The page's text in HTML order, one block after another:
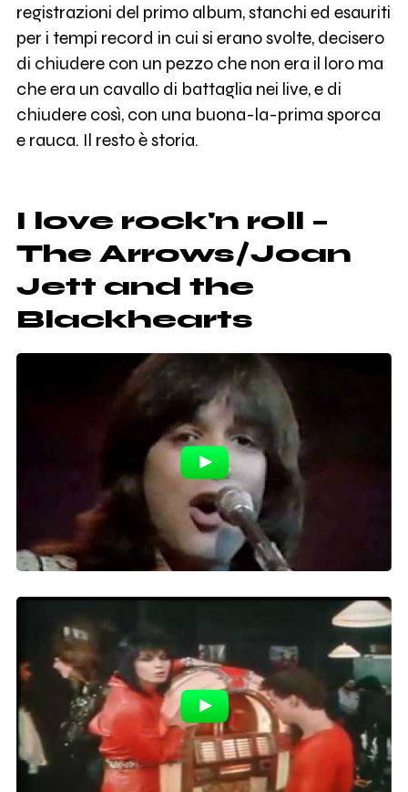
registrazioni del primo album, stanchi ed esauriti
per i tempi record in cui si erano svolte, decisero
di chiudere con un pezzo che non era il loro ma
che era un cavallo di battaglia nei live, e di
chiudere così, con una buona-la-prima sporca
e rauca. Il resto è storia.
I love rock'n roll –
The Arrows/Joan
Jett and the
Blackhearts